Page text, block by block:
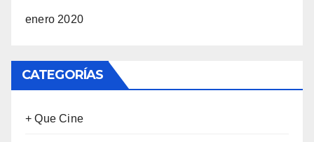
enero 2020
CATEGORÍAS
+ Que Cine